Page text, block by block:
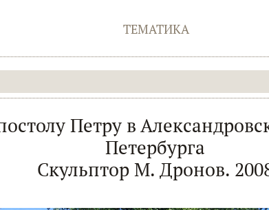
ТЕМАТИКА
Петру в
Петербурга
Скульптор М. Дронов.